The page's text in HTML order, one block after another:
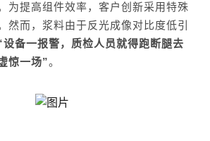
为提高组件效率，客户创新采用特殊
然而， 浆料由于反光成像对比度低引
设备一报警，质检人员就得跑断腿去
惊一场”。